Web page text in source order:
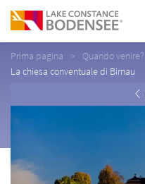
Prima pagina Quando venire?
La chiesa conventuale di Birnau